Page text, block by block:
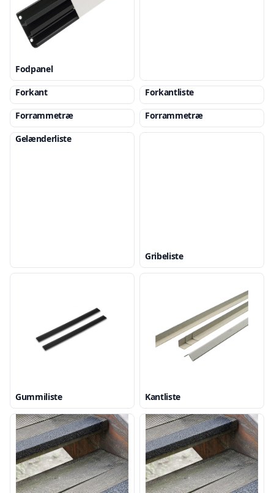
Fodpanel
Forkant
Forkantliste
Forrammetræ
Forrammetræ
Gelænderliste
Gribeliste
Gummiliste Kantliste